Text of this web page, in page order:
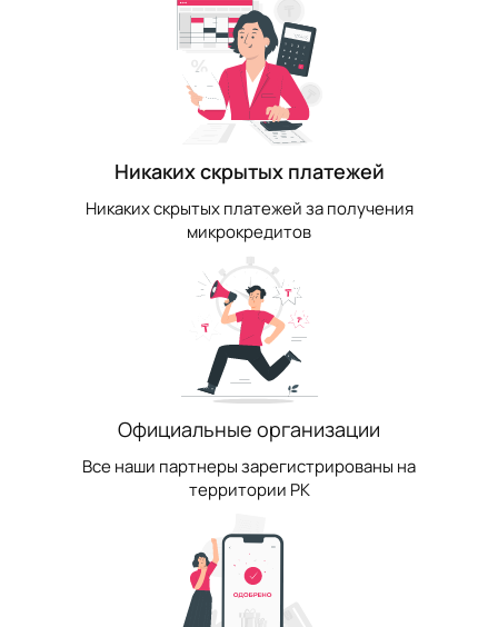
Никаких скрытых платежей
Никаких скрытых платежей за получения
микрокредитов
Официальные организации
Все наши партнеры зарегистрированы на
территории РК